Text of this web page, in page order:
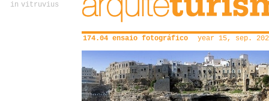
in vitruvius
174.04 ensaio fotográfico year 15, sep.